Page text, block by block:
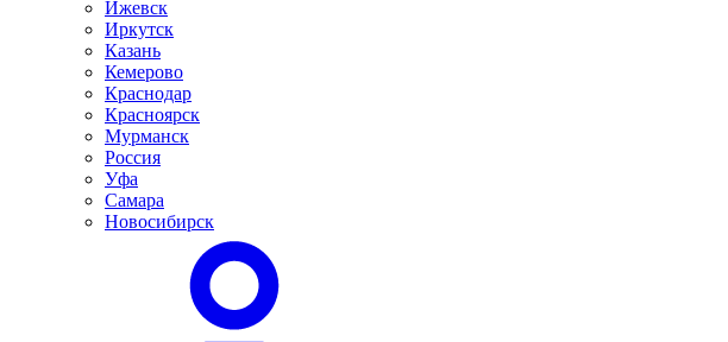
Ижевск
Иркутск
Казань
Кемерово
Краснодар
Красноярск
Мурманск
Россия
Уфа
Самара
Новосибирск